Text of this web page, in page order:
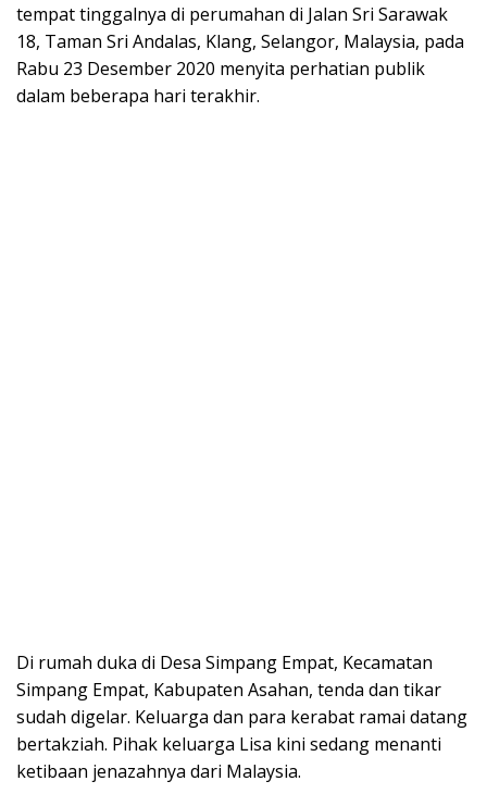
tempat tinggalnya di perumahan di Jalan Sri Sarawak
18, Taman Sri Andalas, Klang, Selangor, Malaysia, pada
Rabu 23 Desember 2020 menyita perhatian publik
dalam beberapa hari terakhir.
Di rumah duka di Desa Simpang Empat, Kecamatan
Simpang Empat, Kabupaten Asahan, tenda dan tikar
sudah digelar. Keluarga dan para kerabat ramai datang
bertakziah. Pihak keluarga Lisa kini sedang menanti
ketibaan jenazahnya dari Malaysia.